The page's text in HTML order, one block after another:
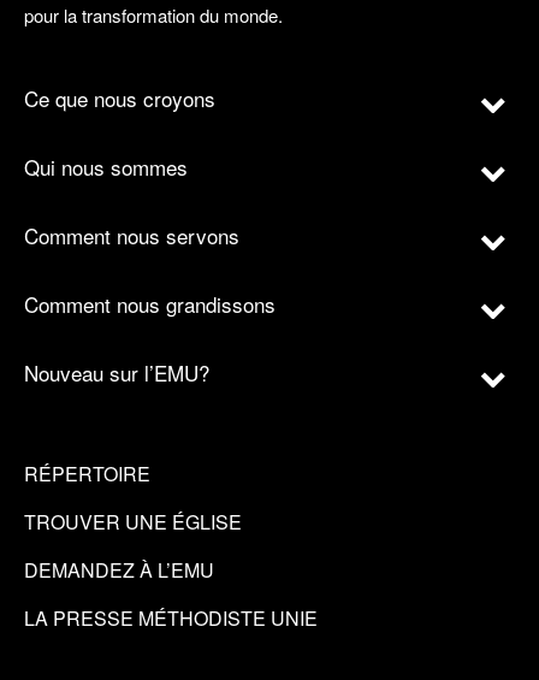
pour la transformation du monde.
Ce que nous croyons
Qui nous sommes
Comment nous servons
Comment nous grandissons
Nouveau sur l’EMU?
RÉPERTOIRE
TROUVER UNE ÉGLISE
DEMANDEZ À L’EMU
LA PRESSE MÉTHODISTE UNIE